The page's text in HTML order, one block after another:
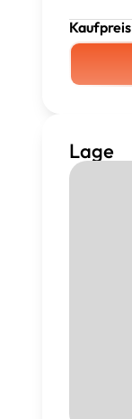
Kaufpreis
Lage